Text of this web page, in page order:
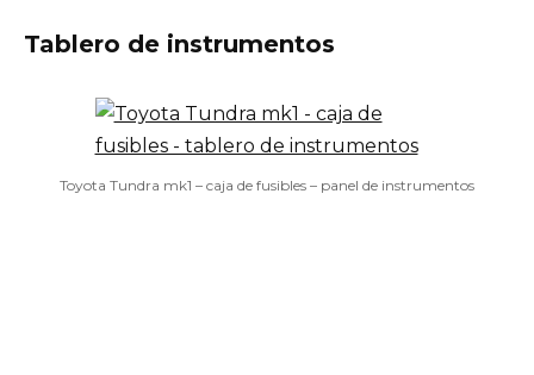
Tablero de instrumentos
Toyota Tundra mk1 – caja de fusibles – panel de instrumentos